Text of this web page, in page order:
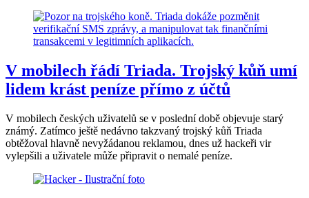
V mobilech řádí Triada. Trojský kůň umí
lidem krást peníze přímo z účtů
V mobilech českých uživatelů se v poslední době objevuje starý
známý. Zatímco ještě nedávno takzvaný trojský kůň Triada
obtěžoval hlavně nevyžádanou reklamou, dnes už hackeři vir
vylepšili a uživatele může připravit o nemalé peníze.